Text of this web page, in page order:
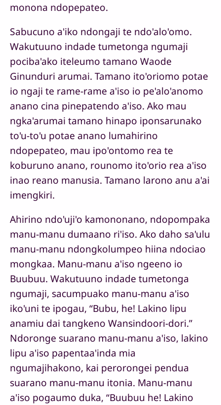
monona ndopepateo.
Sabucuno a'iko ndongaji te ndo'alo'omo.
Wakutuuno indade tumetonga ngumaji
pociba'ako iteleumo tamano Waode
Ginunduri arumai. Tamano ito'oriomo potae
io ngaji te rame-rame a'iso io pe'alo'anomo
anano cina pinepatendo a'iso. Ako mau
ngka'arumai tamano hinapo iponsarunako
to'u-to'u potae anano lumahirino
ndopepateo, mau ipo'ontomo rea te
koburuno anano, rounomo ito'orio rea a'iso
inao reano manusia. Tamano larono anu a'ai
imengkiri.
Ahirino ndo'uji'o kamononano, ndopompaka
manu-manu dumaano ri'iso. Ako daho sa'ulu
manu-manu ndongkolumpeo hiina ndociao
mongkaa. Manu-manu a'iso ngeeno io
Buubuu. Wakutuuno indade tumetonga
ngumaji, sacumpuako manu-manu a'iso
iko'uni te ipogau, “Bubu, he! Lakino lipu
anamiu dai tangkeno Wansindoori-dori.”
Ndoronge suarano manu-manu a'iso, lakino
lipu a'iso papentaa'inda mia
ngumajihakono, kai perorongei pendua
suarano manu-manu itonia. Manu-manu
a'iso pogaumo duka, “Buubuu he! Lakino